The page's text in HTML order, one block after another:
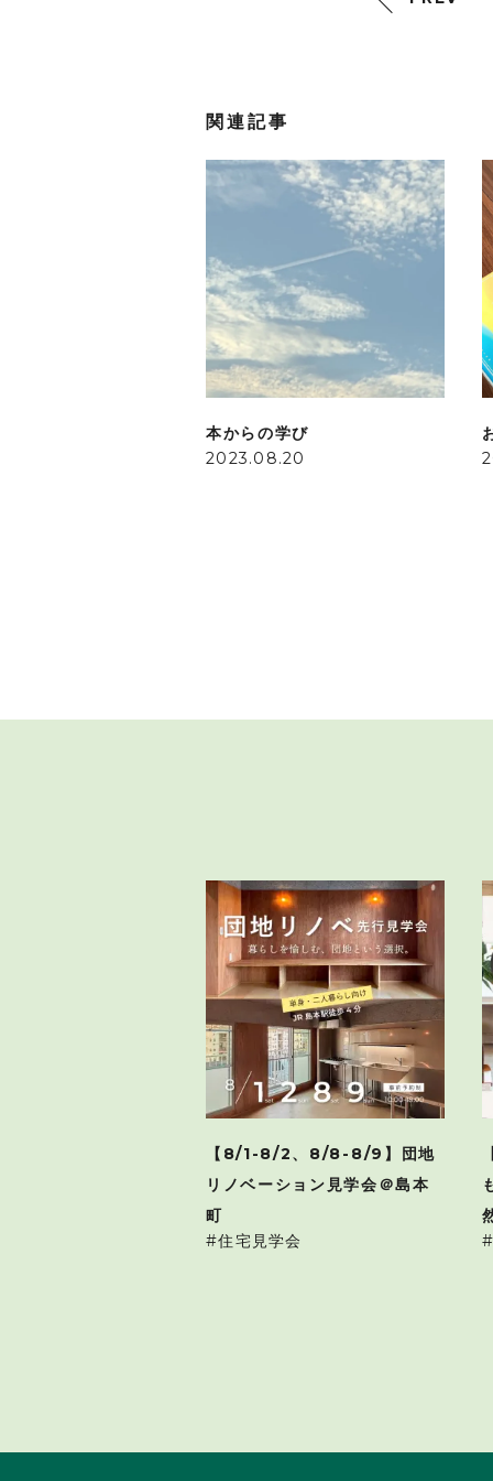
関連記事
本からの学び
2023.08.20
【8/1-8/2、8/8-8/9】団地
リノベーション見学会＠島本
町
住宅見学会